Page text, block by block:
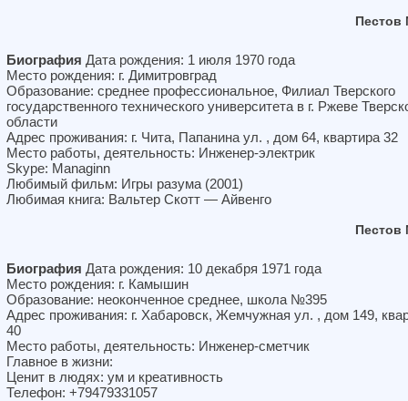
Пестов
Биография Дата рождения: 1 июля 1970 года
Место рождения: г. Димитровград
Образование: среднее профессиональное, Филиал Тверского
государственного технического университета в г. Ржеве
области
Адрес проживания: г. Чита, Папанина ул. , дом 64, квартира 32
Место работы, деятельность: Инженер-электрик
Skype: Managinn
Любимый фильм: Игры разума (2001)
Любимая книга: Вальтер Скотт — Айвенго
Пестов
Биография Дата рождения: 10 декабря 1971 года
Место рождения: г. Камышин
Образование: неоконченное среднее, школа №395
Адрес проживания: г. Хабаровск, Жемчужная ул. , дом 149,
40
Место работы, деятельность: Инженер-сметчик
Главное в жизни:
Ценит в людях: ум и креативность
Телефон: +79479331057